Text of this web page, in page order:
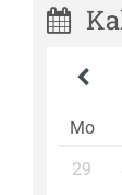
Mo
29